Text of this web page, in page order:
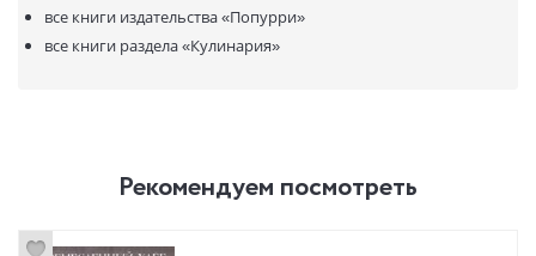
все книги издательства«Попурри»
все книги раздела«Кулинария»
Рекомендуем посмотреть